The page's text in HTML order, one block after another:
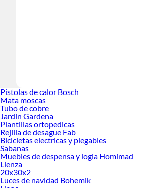
Pistolas de calor Bosch
Mata moscas
Tubo de cobre
Jardin Gardena
Plantillas ortopedicas
Rejilla de desague Fab
Bicicletas electricas y plegables
Sabanas
Muebles de despensa y logia Homimad
Lienza
20x30x2
Luces de navidad Bohemik